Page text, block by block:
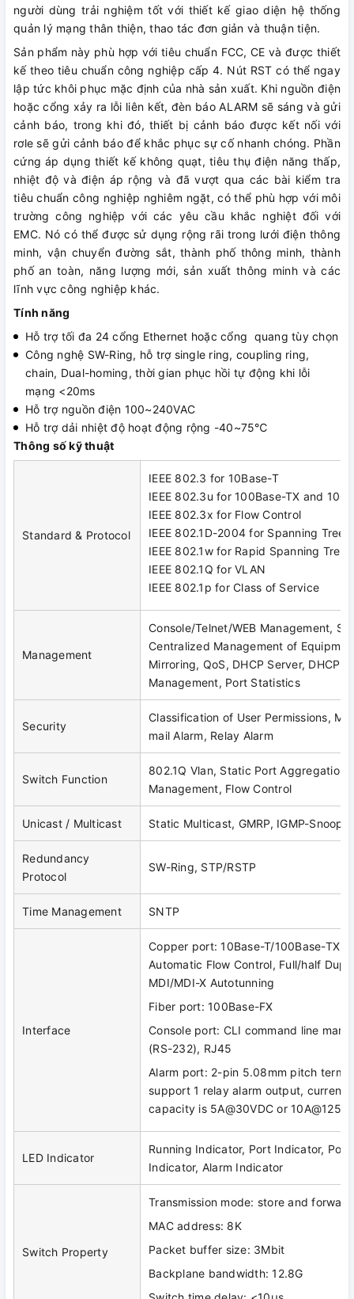
người dùng trải nghiệm tốt với thiết kế giao diện hệ thống
quản lý mạng thân thiện, thao tác đơn giản và thuận tiện.
Sản phẩm này phù hợp với tiêu chuẩn FCC, CE và được thiết
kế theo tiêu chuẩn công nghiệp cấp 4. Nút RST có thể ngay
lập tức khôi phục mặc định của nhà sản xuất. Khi nguồn điện
hoặc cổng xảy ra lỗi liên kết, đèn báo ALARM sẽ sáng và gửi
cảnh báo, trong khi đó, thiết bị cảnh báo được kết nối với
rơle sẽ gửi cảnh báo để khắc phục sự cố nhanh chóng. Phần
cứng áp dụng thiết kế không quạt, tiêu thụ điện năng thấp,
nhiệt độ và điện áp rộng và đã vượt qua các bài kiểm tra
tiêu chuẩn công nghiệp nghiêm ngặt, có thể phù hợp với môi
trường công nghiệp với các yêu cầu khắc nghiệt đối với
EMC. Nó có thể được sử dụng rộng rãi trong lưới điện thông
minh, vận chuyển đường sắt, thành phố thông minh, thành
phố an toàn, năng lượng mới, sản xuất thông minh và các
lĩnh vực công nghiệp khác.
Tính năng
Hỗ trợ tối đa 24 cổng Ethernet hoặc cổng quang tùy chọn
Công nghệ SW-Ring, hỗ trợ single ring, coupling ring,
chain, Dual-homing, thời gian phục hồi tự động khi lỗi
mạng <20ms
Hỗ trợ nguồn điện 100~240VAC
Hỗ trợ dải nhiệt độ hoạt động rộng -40~75℃
Thông số kỹ thuật
Standard & Protocol
IEEE 802.3 for 10Base-T
IEEE 802.3u for 100Base-TX and
IEEE 802.3x for Flow Control
IEEE 802.1D-2004 for Spanning Tree
IEEE 802.1w for Rapid Spanning Tree
IEEE 802.1Q for VLAN
IEEE 802.1p for Class of Service
Management
Console/Telnet/WEB Management,
Centralized Management of
Mirroring, QoS, DHCP Server, DHCP
Management, Port Statistics
Security
Classification of User Permissions,
mail Alarm, Relay Alarm
Switch Function
802.1Q Vlan, Static Port Aggregation,
Management, Flow Control
Unicast / Multicast Static Multicast, GMRP, IGMP-
Redundancy
Protocol
SW-Ring, STP/RSTP
Time Management SNTP
Interface
Copper port: 10Base-T/100Base-TX,
Automatic Flow Control, Full/half
MDI/MDI-X Autotunning
Fiber port: 100Base-FX
Console port: CLI command line
(RS-232), RJ45
Alarm port: 2-pin 5.08mm pitch
support 1 relay alarm output, current
capacity is 5A@30VDC or
LED Indicator
Running Indicator, Port Indicator,
Indicator, Alarm Indicator
Switch Property
Transmission mode: store and forward
MAC address: 8K
Packet buffer size: 3Mbit
Backplane bandwidth: 12.8G